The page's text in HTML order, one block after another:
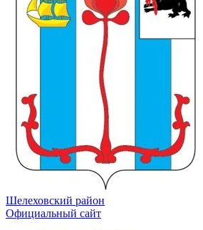
Шелеховский район
Официальный сайт